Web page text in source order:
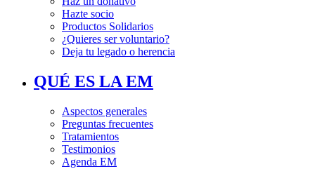
Hazte socio
Productos Solidarios
¿Quieres ser voluntario?
Deja tu legado o herencia
QUÉ ES LA EM
Aspectos generales
Preguntas frecuentes
Tratamientos
Testimonios
Agenda EM